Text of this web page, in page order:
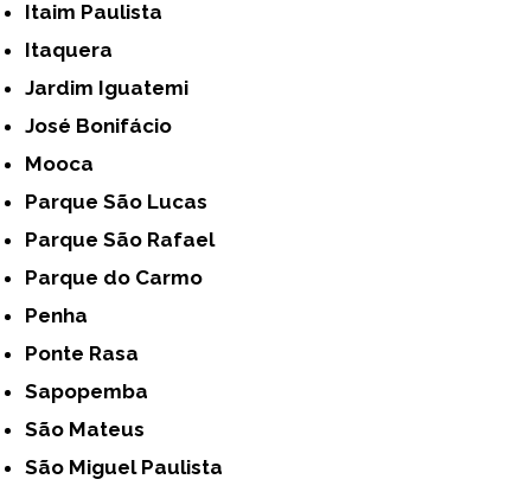
Itaim Paulista
Itaquera
Jardim Iguatemi
José Bonifácio
Mooca
Parque São Lucas
Parque São Rafael
Parque do Carmo
Penha
Ponte Rasa
Sapopemba
São Mateus
São Miguel Paulista